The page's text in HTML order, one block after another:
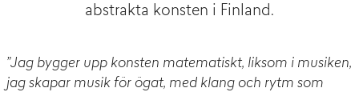
abstrakta konsten i Finland.
”Jag bygger upp konsten matematiskt, liksom i musiken,
jag skapar musik för ögat, med klang och rytm som